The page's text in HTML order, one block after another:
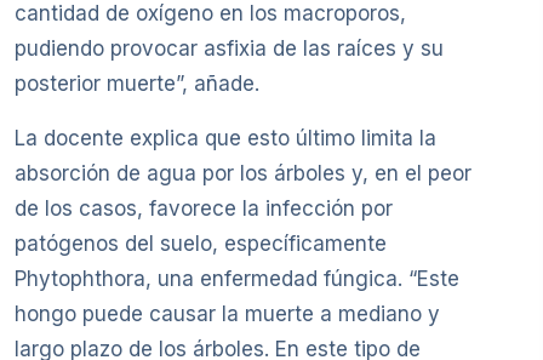
cantidad de oxígeno en los macroporos,
pudiendo provocar asfixia de las raíces y su
posterior muerte”, añade.
La docente explica que esto último limita la
absorción de agua por los árboles y, en el peor
de los casos, favorece la infección por
patógenos del suelo, específicamente
Phytophthora, una enfermedad fúngica. “Este
hongo puede causar la muerte a mediano y
largo plazo de los árboles. En este tipo de